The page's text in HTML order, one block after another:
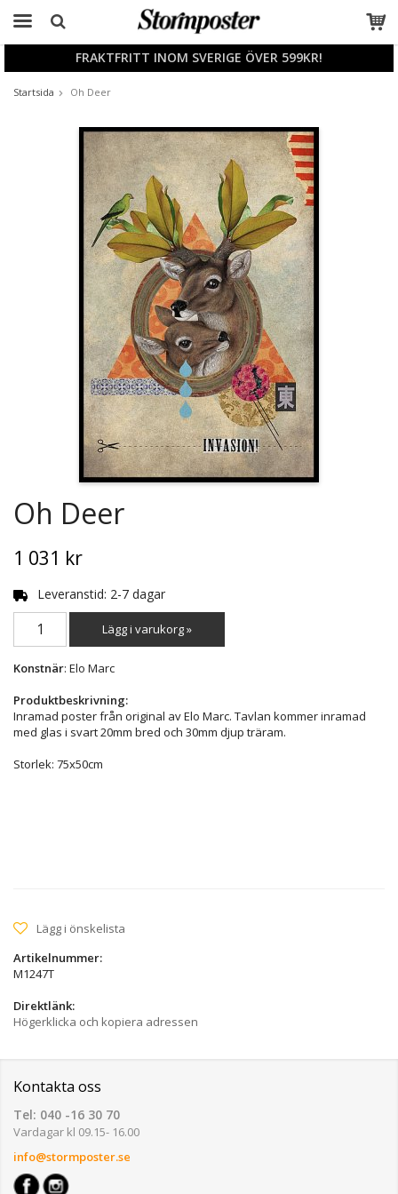
FRAKTFRITT INOM SVERIGE ÖVER 599KR!
Startsida Oh Deer
Oh Deer
1 031 kr
Leveranstid: 2-7 dagar
Lägg i varukorg »
Konstnär: Elo Marc
Produktbeskrivning:
Inramad poster från original av Elo Marc. Tavlan kommer inramad
med glas i svart 20mm bred och 30mm djup träram.
Storlek: 75x50cm
Lägg i önskelista
Artikelnummer:
M1247T
Direktlänk:
Högerklicka och kopiera adressen
Kontakta oss
Tel: 040 -16 30 70
Vardagar kl 09.15- 16.00
info@stormposter.se